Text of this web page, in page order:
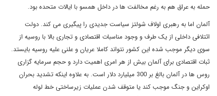
حمله به عراق هم به رغم مخالفت ها در داخل همسو با ایالات متحده بود.
آلمان اما به رهبری اولاف شولتز سیاست جدیدی را پیگیری می کند. دولت
ائتلافی داخلی از یک طرف و وجود مناسبات اقتصادی و تجاری بالا با روسیه از
سوی دیگر موجب شده این کشور نتواند کاملا عریان و علنی علیه روسیه بایستد.
ثبات اقتصادی برای آلمان بیش از هر امری اهمیت دارد و حجم سرمایه گزاری
روس ها در آلمان بالغ بر 300 میلیارد دلار است. به علاوه اینکه تشدید بحران
اوکراین و جنگ موجب کند یا متوقف شدن عملیات زیرساختی خط لوله